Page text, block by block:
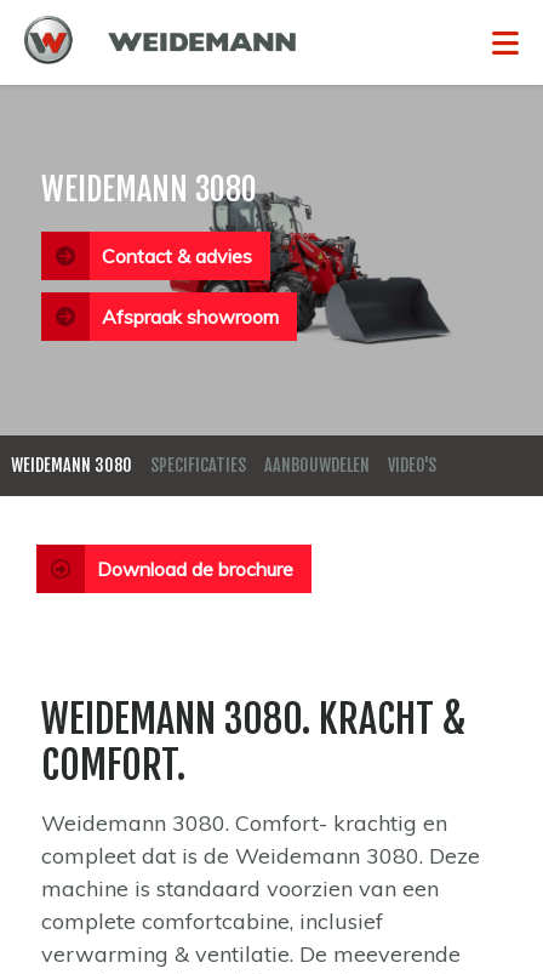
WEIDEMANN 3080
Contact & advies
Afspraak showroom
WEIDEMANN 3080 SPECIFICATIES AANBOUWDELEN VIDEO'S
Download de brochure
WEIDEMANN 3080. KRACHT &
COMFORT.
Weidemann 3080. Comfort- krachtig en
compleet dat is de Weidemann 3080. Deze
machine is standaard voorzien van een
complete comfortcabine, inclusief
verwarming & ventilatie. De meeverende